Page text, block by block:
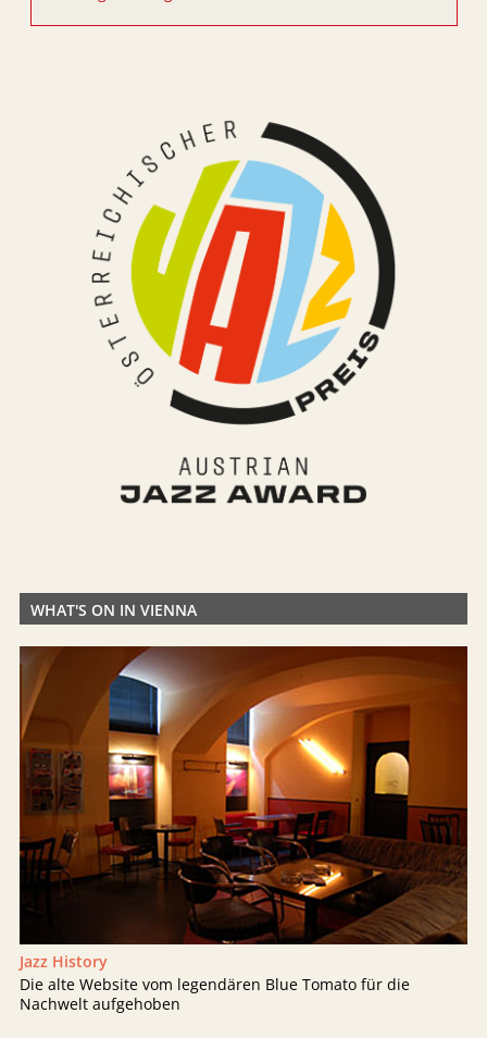
WHAT'S ON IN VIENNA
Jazz History
Die alte Website vom legendären Blue Tomato für die
Nachwelt aufgehoben